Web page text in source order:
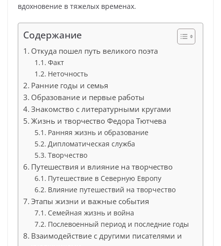
вдохновение в тяжелых временах.
Содержание
Откуда пошел путь великого поэта
Факт
Неточность
Ранние годы и семья
Образование и первые работы
Знакомство с литературными кругами
Жизнь и творчество Федора Тютчева
Ранняя жизнь и образование
Дипломатическая служба
Творчество
Путешествия и влияние на творчество
Путешествие в Северную Европу
Влияние путешествий на творчество
Этапы жизни и важные события
Семейная жизнь и война
Послевоенный период и последние годы
Взаимодействие с другими писателями и